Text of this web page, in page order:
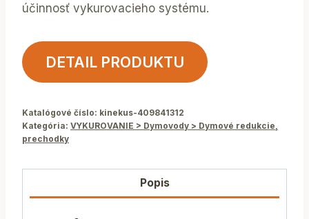
účinnosť vykurovacieho systému.
DETAIL PRODUKTU
Katalógové číslo: kinekus-409841312
Kategória: VYKUROVANIE > Dymovody > Dymové redukcie,
prechodky
Popis